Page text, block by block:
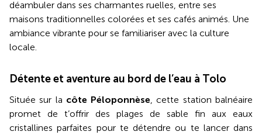
déambuler dans ses charmantes ruelles, entre ses
maisons traditionnelles colorées et ses cafés animés. Une
ambiance vibrante pour se familiariser avec la culture
locale.
Détente et aventure au bord de l’eau à Tolo
Située sur la côte Péloponnèse, cette station balnéaire
promet de t’offrir des plages de sable fin aux eaux
cristallines parfaites pour te détendre ou te lancer dans